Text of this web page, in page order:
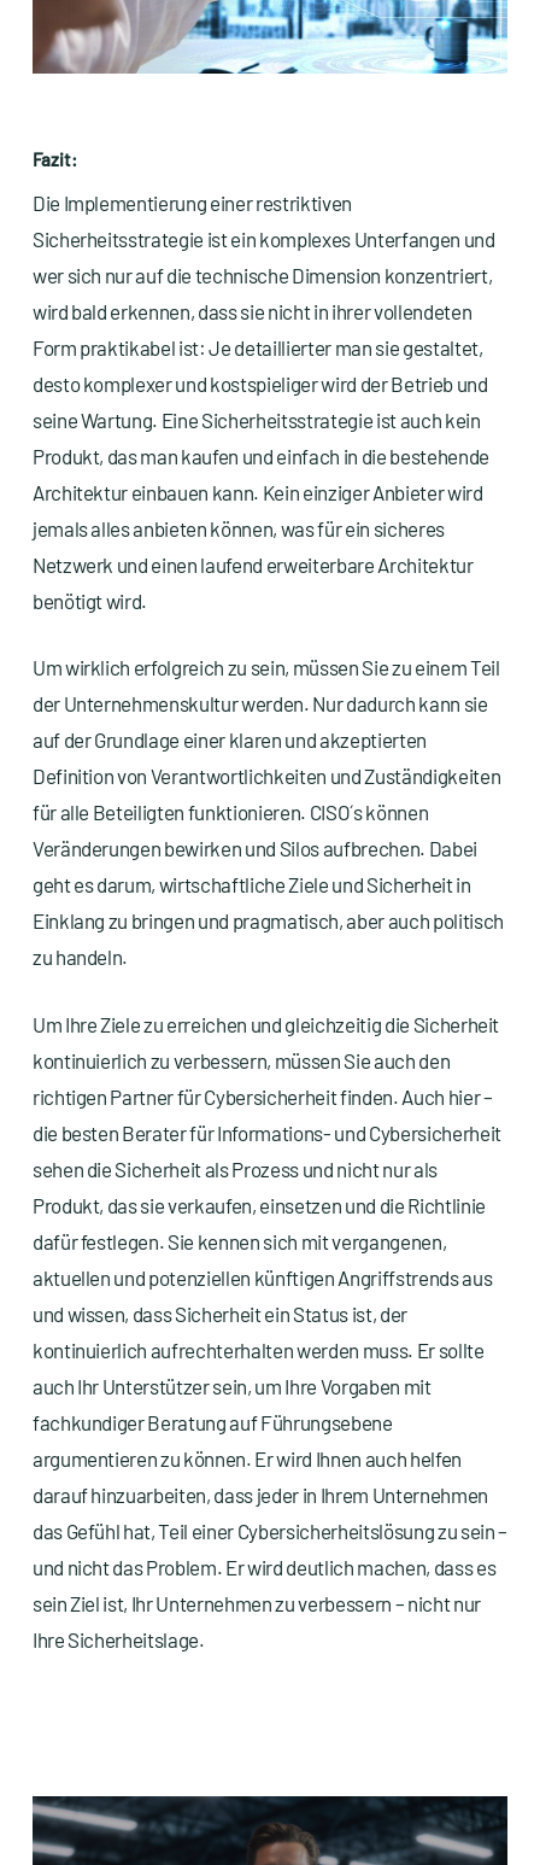
Fazit:
Die Implementierung einer restriktiven
Sicherheitsstrategie ist ein komplexes Unterfangen und
wer sich nur auf die technische Dimension konzentriert,
wird bald erkennen, dass sie nicht in ihrer vollendeten
Form praktikabel ist: Je detaillierter man sie gestaltet,
desto komplexer und kostspieliger wird der Betrieb und
seine Wartung. Eine Sicherheitsstrategie ist auch kein
Produkt, das man kaufen und einfach in die bestehende
Architektur einbauen kann. Kein einziger Anbieter wird
jemals alles anbieten können, was für ein sicheres
Netzwerk und einen laufend erweiterbare Architektur
benötigt wird.
Um wirklich erfolgreich zu sein, müssen Sie zu einem Teil
der Unternehmenskultur werden. Nur dadurch kann sie
auf der Grundlage einer klaren und akzeptierten
Definition von Verantwortlichkeiten und Zuständigkeiten
für alle Beteiligten funktionieren. CISO´s können
Veränderungen bewirken und Silos aufbrechen. Dabei
geht es darum, wirtschaftliche Ziele und Sicherheit in
Einklang zu bringen und pragmatisch, aber auch politisch
zu handeln.
Um Ihre Ziele zu erreichen und gleichzeitig die Sicherheit
kontinuierlich zu verbessern, müssen Sie auch den
richtigen Partner für Cybersicherheit finden. Auch hier –
die besten Berater für Informations- und Cybersicherheit
sehen die Sicherheit als Prozess und nicht nur als
Produkt, das sie verkaufen, einsetzen und die Richtlinie
dafür festlegen. Sie kennen sich mit vergangenen,
aktuellen und potenziellen künftigen Angriffstrends aus
und wissen, dass Sicherheit ein Status ist, der
kontinuierlich aufrechterhalten werden muss. Er sollte
auch Ihr Unterstützer sein, um Ihre Vorgaben mit
fachkundiger Beratung auf Führungsebene
argumentieren zu können. Er wird Ihnen auch helfen
darauf hinzuarbeiten, dass jeder in Ihrem Unternehmen
das Gefühl hat, Teil einer Cybersicherheitslösung zu sein –
und nicht das Problem. Er wird deutlich machen, dass es
sein Ziel ist, Ihr Unternehmen zu verbessern – nicht nur
Ihre Sicherheitslage.